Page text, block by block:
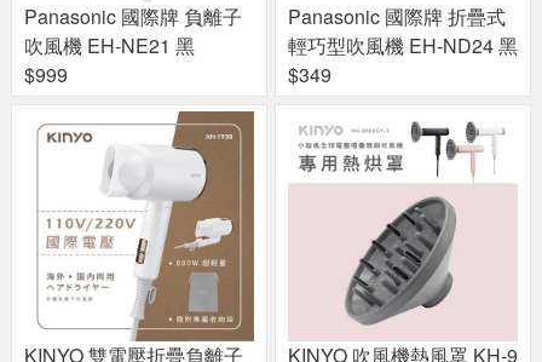
Panasonic 國際牌 負離子
吹風機 EH-NE21 黑
$999
Panasonic 國際牌 折疊式
輕巧型吹風機 EH-ND24 黑
$349
KINYO 雙電壓折疊負離子
KINYO 吹風機熱風罩 KH-9